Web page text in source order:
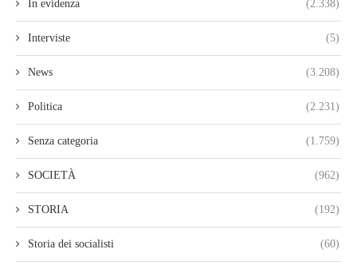
In evidenza (2.338)
Interviste (5)
News (3.208)
Politica (2.231)
Senza categoria (1.759)
SOCIETÀ (962)
STORIA (192)
Storia dei socialisti (60)